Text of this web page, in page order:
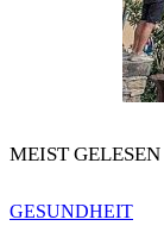
MEIST GELESEN
GESUNDHEIT